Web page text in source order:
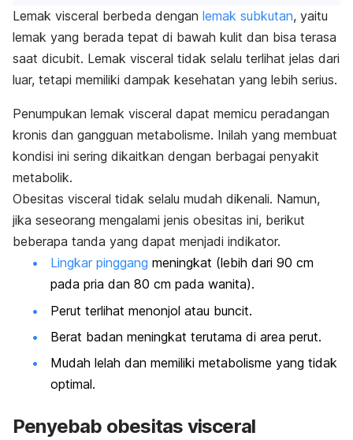
Lemak visceral berbeda dengan lemak subkutan, yaitu
lemak yang berada tepat di bawah kulit dan bisa terasa
saat dicubit. Lemak visceral tidak selalu terlihat jelas dari
luar, tetapi memiliki dampak kesehatan yang lebih serius.
Penumpukan lemak visceral dapat memicu peradangan
kronis dan gangguan metabolisme. Inilah yang membuat
kondisi ini sering dikaitkan dengan berbagai penyakit
metabolik.
Obesitas visceral tidak selalu mudah dikenali. Namun,
jika seseorang mengalami jenis obesitas ini, berikut
beberapa tanda yang dapat menjadi indikator.
Lingkar pinggang meningkat (lebih dari 90 cm
pada pria dan 80 cm pada wanita).
Perut terlihat menonjol atau buncit.
Berat badan meningkat terutama di area perut.
Mudah lelah dan memiliki metabolisme yang tidak
optimal.
Penyebab obesitas visceral